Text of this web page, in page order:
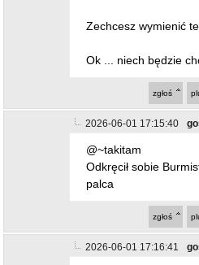
Zechcesz wymienić
Ok ... niech będzie
zgłoś
2026-06-01 17:15:40
@~takitam
Odkręcił sobie
palca
zgłoś
2026-06-01 17:16:41